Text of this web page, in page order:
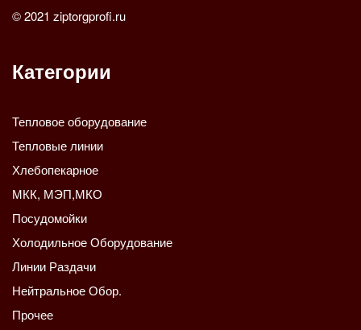
© 2021 ziptorgprofi.ru
Категории
Тепловое оборудование
Тепловые линии
Хлебопекарное
МКК, МЭП,МКО
Посудомойки
Холодильное Оборудование
Линии Раздачи
Нейтральное Обор.
Прочее